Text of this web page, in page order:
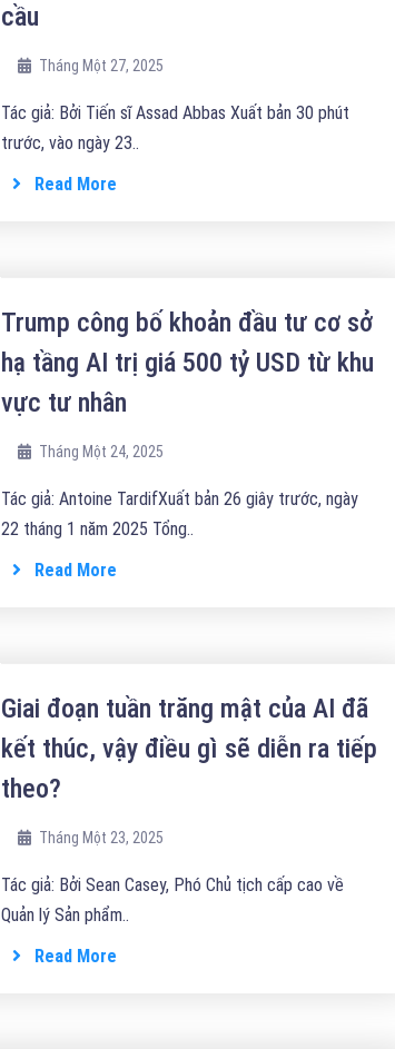
cầu
Tháng Một 27, 2025
Tác giả: Bởi Tiến sĩ Assad Abbas Xuất bản 30 phút
trước, vào ngày 23..
Read More
Trump công bố khoản đầu tư cơ sở
hạ tầng AI trị giá 500 tỷ USD từ khu
vực tư nhân
Tháng Một 24, 2025
Tác giả: Antoine TardifXuất bản 26 giây trước, ngày
22 tháng 1 năm 2025 Tổng..
Read More
Giai đoạn tuần trăng mật của AI đã
kết thúc, vậy điều gì sẽ diễn ra tiếp
theo?
Tháng Một 23, 2025
Tác giả: Bởi Sean Casey, Phó Chủ tịch cấp cao về
Quản lý Sản phẩm..
Read More